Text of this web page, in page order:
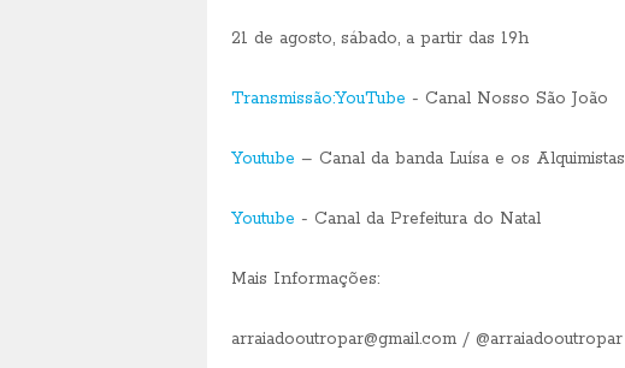
21 de agosto, sábado, a partir das 19h
Transmissão:YouTube - Canal Nosso São João
Youtube – Canal da banda Luísa e os Alquimistas
Youtube - Canal da Prefeitura do Natal
Mais Informações:
arraiadooutropar@gmail.com / @arraiadooutropar